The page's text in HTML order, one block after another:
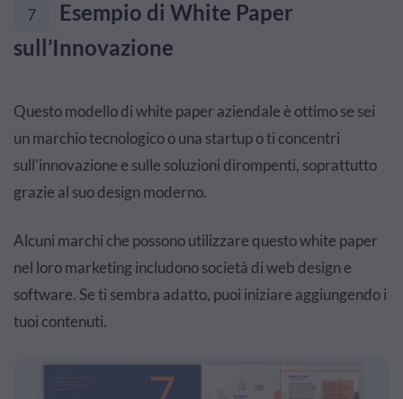
7
Esempio di White Paper
sull’Innovazione
Questo modello di white paper aziendale è ottimo se sei
un marchio tecnologico o una startup o ti concentri
sull'innovazione e sulle soluzioni dirompenti, soprattutto
grazie al suo design moderno.
Alcuni marchi che possono utilizzare questo white paper
nel loro marketing includono società di web design e
software. Se ti sembra adatto, puoi iniziare aggiungendo i
tuoi contenuti.